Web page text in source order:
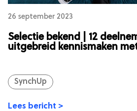
26 september 2023
Selectie bekend | 12
uitgebreid kennismaken
SynchUp
Lees bericht >